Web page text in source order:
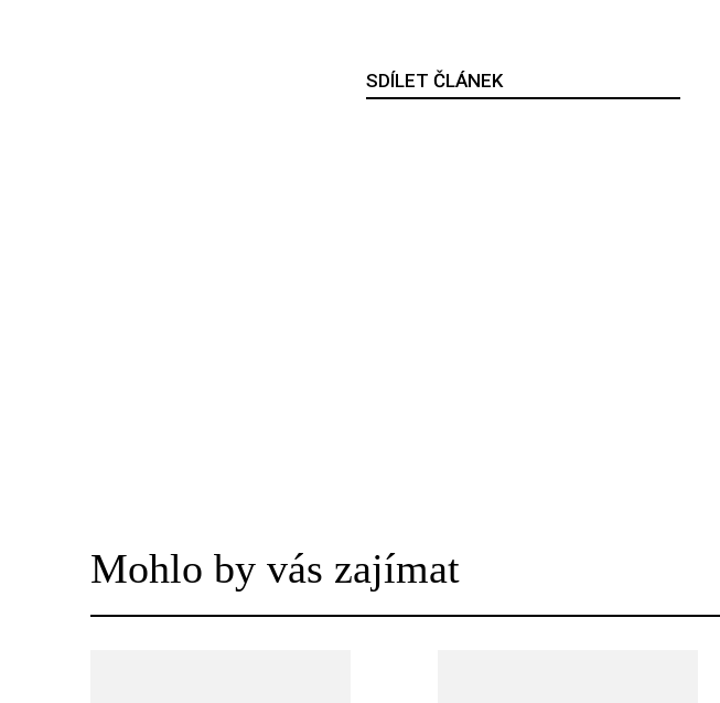
SDÍLET ČLÁNEK
Mohlo by vás zajímat